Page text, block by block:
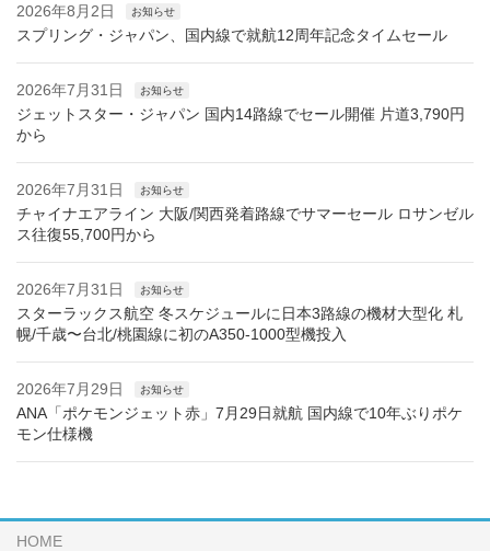
2026年8月2日 お知らせ
スプリング・ジャパン、国内線で就航12周年記念タイムセール
2026年7月31日 お知らせ
ジェットスター・ジャパン 国内14路線でセール開催 片道3,790円
から
2026年7月31日 お知らせ
チャイナエアライン 大阪/関西発着路線でサマーセール ロサンゼル
ス往復55,700円から
2026年7月31日 お知らせ
スターラックス航空 冬スケジュールに日本3路線の機材大型化 札
幌/千歳〜台北/桃園線に初のA350-1000型機投入
2026年7月29日 お知らせ
ANA「ポケモンジェット赤」7月29日就航 国内線で10年ぶりポケ
モン仕様機
HOME